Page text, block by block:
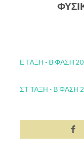
Ε ΤΑΞΗ - Β ΦΑΣΗ
ΣΤ ΤΑΞΗ - Β ΦΑΣΗ